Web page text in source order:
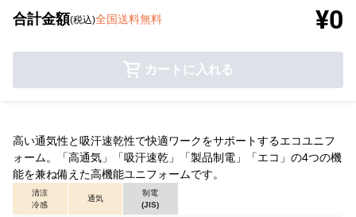
合計金額(税込)全国送料無料 ¥0
カートに入れる
高い通気性と吸汗速乾性で快適ワークをサポートするエコユニフ
ォーム。「高通気」「吸汗速乾」「製品制電」「エコ」の4つの機
能を兼ね備えた高機能ユニフォームです。
清涼
冷感
通気
制電
(JIS)